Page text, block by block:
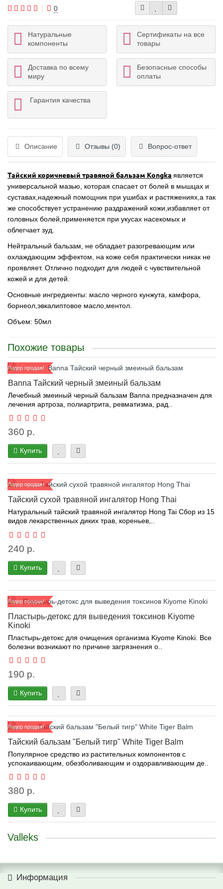
0
Натуральные
компоненты
Сертификаты на все
товары
Доставка по всему
миру
Безопасные способы
оплаты
Гарантия качества
Описание Отзывы (0) Вопрос-ответ
Тайский коричневый травяной бальзам Kongka является
универсальной мазью, которая спасает от болей в мышцах и
суставах,надежный помощник при ушибах и растяжениях,а так
же способствует устранению раздражений кожи,избавляет от
головных болей,применяется при укусах насекомых и
облегчает зуд.
Нейтральный бальзам, не обладает разогревающим или
охлаждающим эффектом, на коже себя практически никак не
проявляет. Отлично подходит для людей с чувствительной
кожей и для детей.
Основные ингредиенты: масло черного кунжута, камфора,
борнеол,эвкалиптовое масло,ментол.
Объем: 50мл
Похожие товары
Лидер продаж!
Banna Тайский черный змеиный бальзам
Лечебный змеиный черный бальзам Banna предназначен для
лечения артроза, полиартрита, ревматизма, рад..
360 р.
Купить
Лидер продаж!
Тайский сухой травяной ингалятор Hong Thai
Натуральный тайский травяной ингалятор Hong Tai Сбор из 15
видов лекарственных диких трав, кореньев,..
240 р.
Купить
Лидер продаж!
Пластырь-детокс для выведения токсинов Kiyome
Kinoki
Пластырь-детокс для очищения организма Kiyome Kinoki. Все
болезни возникают по причине загрязнения о..
190 р.
Купить
Лидер продаж!
Тайский бальзам "Белый тигр" White Tiger Balm
Популярное средство из растительных компонентов с
успокаивающим, обезболивающим и оздоравливающим де..
380 р.
Купить
Valleks
Информация